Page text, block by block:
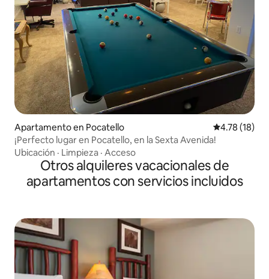
Apartamento en Pocatello Calificación
4.78 (18)
¡Perfecto lugar en Pocatello, en la Sexta Avenida!
Ubicación · Limpieza · Acceso
Otros alquileres vacacionales de
apartamentos con servicios incluidos